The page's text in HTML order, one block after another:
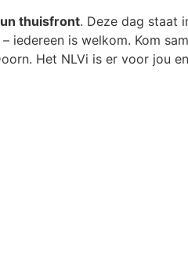
thuisfront. Deze dag staat
iedereen is welkom. Kom
Het NLVi is er voor jou